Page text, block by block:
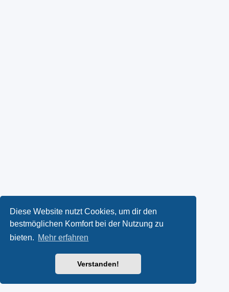
Diese Website nutzt Cookies, um dir den
bestmöglichen Komfort bei der Nutzung zu
bieten. Mehr erfahren
Verstanden!